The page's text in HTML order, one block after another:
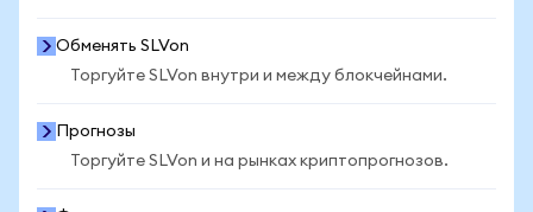
Обменять SLVon
Торгуйте SLVon внутри и между блокчейнами.
Прогнозы
Торгуйте SLVon и на рынках криптопрогнозов.